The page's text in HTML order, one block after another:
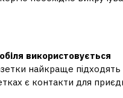
використовується
найкраще підходять
є контакти для